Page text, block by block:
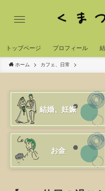
トッブページ プロフィール
ホーム カフェ、日常
結婚、妊娠
お金